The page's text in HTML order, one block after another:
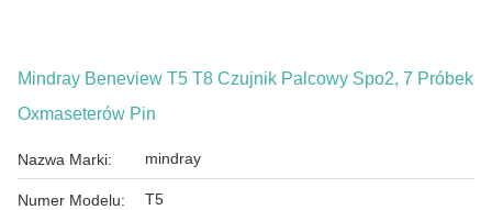
Mindray Beneview T5 T8 Czujnik Palcowy Spo2, 7 Próbek
Oxmaseterów Pin
Nazwa Marki: mindray
Numer Modelu: T5